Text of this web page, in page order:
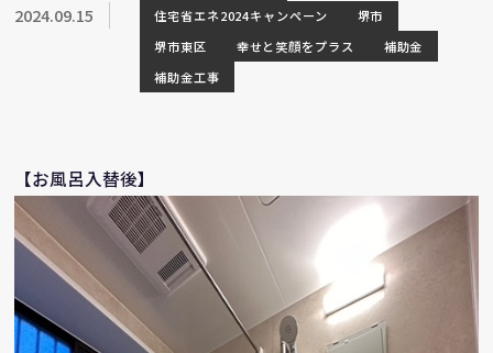
2024.09.15
住宅省エネ2024キャンペーン
堺市
堺市東区
幸せと笑顔をプラス
補助金
補助金工事
【お風呂入替後】